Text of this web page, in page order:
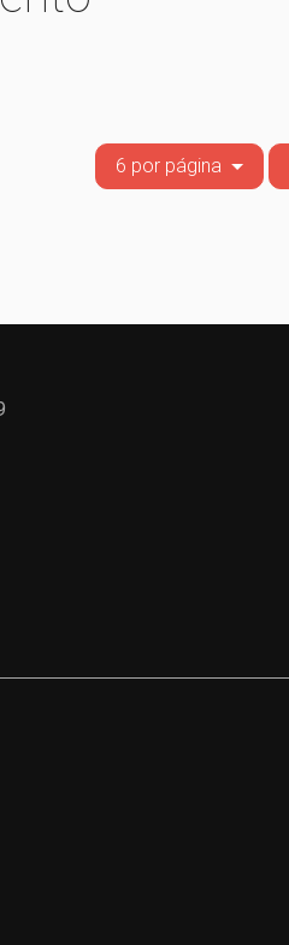
6 por página